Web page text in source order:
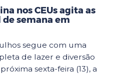
nos CEUs agita as
semana em
segue com uma
de lazer e diversão
sexta-feira (13), a